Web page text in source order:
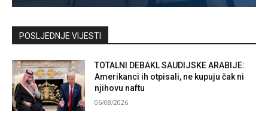
Kontaktirajte nas
POSLJEDNJE VIJESTI
TOTALNI DEBAKL SAUDIJSKE ARABIJE:
Amerikanci ih otpisali, ne kupuju čak ni
njihovu naftu
06/08/2026